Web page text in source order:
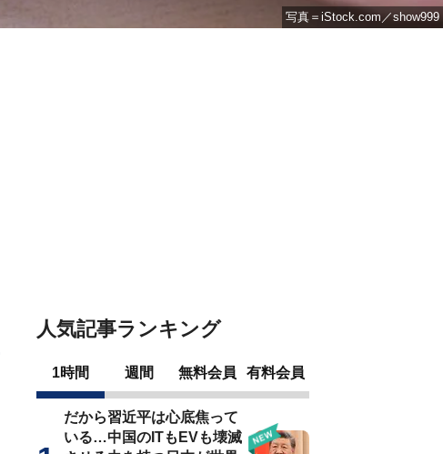
写真＝iStock.com／show999
人気記事ランキング
1時間 週間 無料会員 有料会員
だから習近平は心底焦って
いる…中国のITもEVも壊滅